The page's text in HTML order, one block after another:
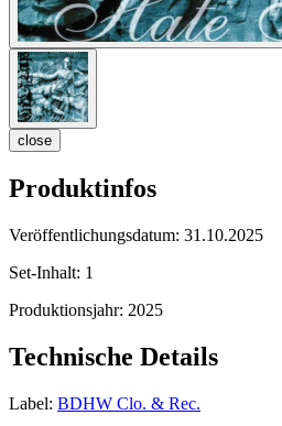
close
Produktinfos
Veröffentlichungsdatum: 31.10.2025
Set-Inhalt: 1
Produktionsjahr: 2025
Technische Details
Label: BDHW Clo. & Rec.